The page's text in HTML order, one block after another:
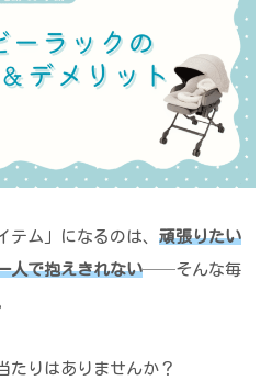
テム」になるのは、 頑張りたい
人で抱えきれない──そんな毎
たりはありませんか？